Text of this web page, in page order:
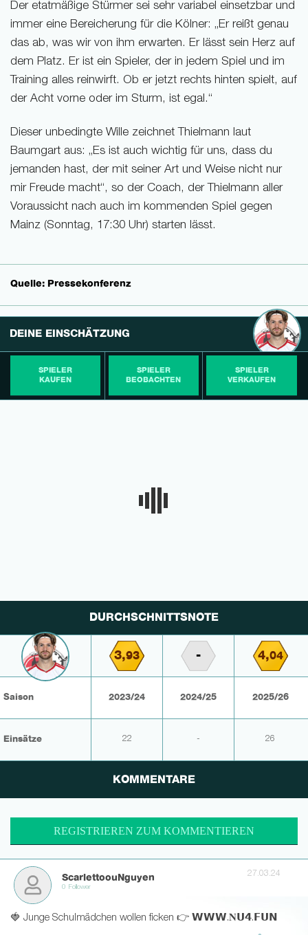
Der etatmäßige Stürmer sei sehr variabel einsetzbar und
immer eine Bereicherung für die Kölner: „Er reißt genau
das ab, was wir von ihm erwarten. Er lässt sein Herz auf
dem Platz. Er ist ein Spieler, der in jedem Spiel und im
Training alles reinwirft. Ob er jetzt rechts hinten spielt, auf
der Acht vorne oder im Sturm, ist egal.“
Dieser unbedingte Wille zeichnet Thielmann laut
Baumgart aus: „Es ist auch wichtig für uns, dass du
jemanden hast, der mit seiner Art und Weise nicht nur
mir Freude macht“, so der Coach, der Thielmann aller
Voraussicht nach auch im kommenden Spiel gegen
Mainz (Sonntag, 17:30 Uhr) starten lässt.
Quelle: Pressekonferenz
DEINE EINSCHÄTZUNG
SPIELER
KAUFEN
SPIELER
BEOBACHTEN
SPIELER
VERKAUFEN
DURCHSCHNITTSNOTE
3,93 - 4,04
Saison 2023/24 2024/25 2025/26
Einsätze 22 - 26
KOMMENTARE
REGISTRIEREN ZUM KOMMENTIEREN
ScarlettoouNguyen
0 Follower
27.03.24
🍓 Junge Schulmädchen wollen ficken 👉 𝗪𝗪𝗪.𝐍𝗨𝟰.𝗙𝗨𝗡